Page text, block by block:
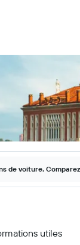
de voiture.
utiles